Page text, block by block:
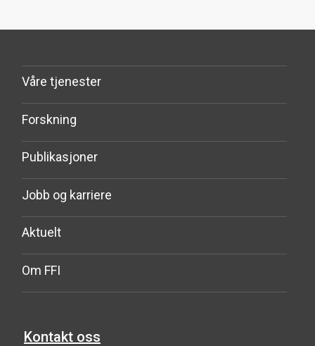
Våre tjenester
Forskning
Publikasjoner
Jobb og karriere
Aktuelt
Om FFI
Kontakt oss